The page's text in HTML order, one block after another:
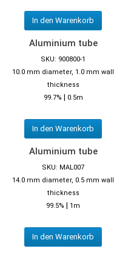
In den Warenkorb
Aluminium tube
SKU: 900800-1
10.0 mm diameter, 1.0 mm wall
thickness
99.7% | 0.5m
In den Warenkorb
Aluminium tube
SKU: MAL007
14.0 mm diameter, 0.5 mm wall
thickness
99.5% | 1m
In den Warenkorb